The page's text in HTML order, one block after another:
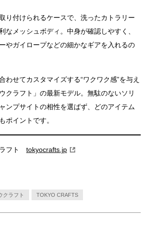
り付けられるケースで、洗ったカトラリー
なメッシュボディ。中身が確認しやすく、
やガイロープなどの細かなギアを入れるの
わせてカスタマイズする“ワクワク感”を与え
クラフト」の最新モデル。無駄のないソリ
ンプサイトの相性を選ばず、どのアイテム
ポイントです。
ラフト tokyocrafts.jp
クラフト TOKYO CRAFTS